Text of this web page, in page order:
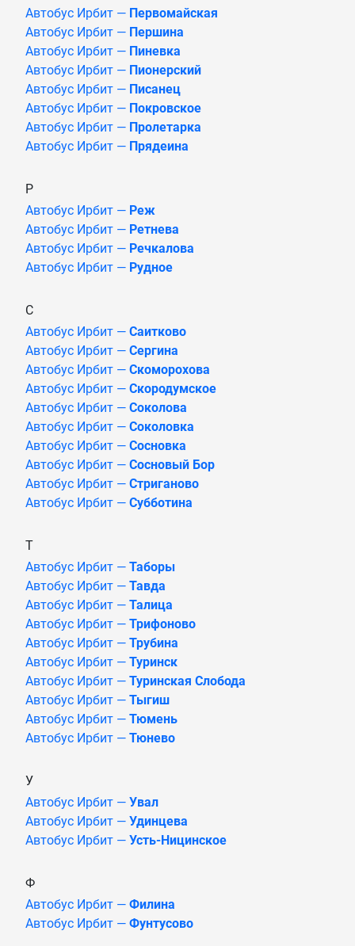
Автобус Ирбит — Первомайская
Автобус Ирбит — Першина
Автобус Ирбит — Пиневка
Автобус Ирбит — Пионерский
Автобус Ирбит — Писанец
Автобус Ирбит — Покровское
Автобус Ирбит — Пролетарка
Автобус Ирбит — Прядеина
Р
Автобус Ирбит — Реж
Автобус Ирбит — Ретнева
Автобус Ирбит — Речкалова
Автобус Ирбит — Рудное
С
Автобус Ирбит — Саитково
Автобус Ирбит — Сергина
Автобус Ирбит — Скоморохова
Автобус Ирбит — Скородумское
Автобус Ирбит — Соколова
Автобус Ирбит — Соколовка
Автобус Ирбит — Сосновка
Автобус Ирбит — Сосновый Бор
Автобус Ирбит — Стриганово
Автобус Ирбит — Субботина
Т
Автобус Ирбит — Таборы
Автобус Ирбит — Тавда
Автобус Ирбит — Талица
Автобус Ирбит — Трифоново
Автобус Ирбит — Трубина
Автобус Ирбит — Туринск
Автобус Ирбит — Туринская Слобода
Автобус Ирбит — Тыгиш
Автобус Ирбит — Тюмень
Автобус Ирбит — Тюнево
У
Автобус Ирбит — Увал
Автобус Ирбит — Удинцева
Автобус Ирбит — Усть-Ницинское
Ф
Автобус Ирбит — Филина
Автобус Ирбит — Фунтусово